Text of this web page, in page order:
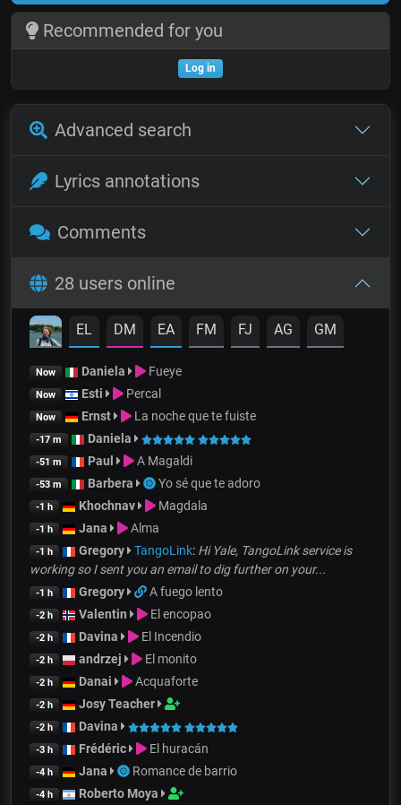
Recommended for you
Log in
Advanced search
Lyrics annotations
Comments
28 users online
EL DM EA FM FJ AG GM
Now Daniela Fueye
Now Esti Percal
Now Ernst La noche que te fuiste
-17 m Daniela
-51 m Paul A Magaldi
-53 m Barbera Yo sé que te adoro
-1 h Khochnav Magdala
-1 h Jana Alma
-1 h Gregory TangoLink: Hi Yale, TangoLink service is
working so I sent you an email to dig further on your...
-1 h Gregory A fuego lento
-2 h Valentin El encopao
-2 h Davina El Incendio
-2 h andrzej El monito
-2 h Danai Acquaforte
-2 h Josy Teacher
-2 h Davina
-3 h Frédéric El huracán
-4 h Jana Romance de barrio
-4 h Roberto Moya